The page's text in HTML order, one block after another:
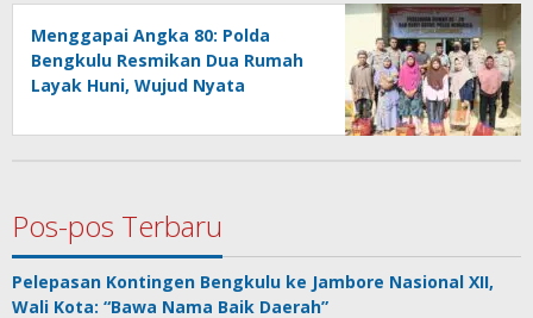
Menggapai Angka 80: Polda
Bengkulu Resmikan Dua Rumah
Layak Huni, Wujud Nyata
Pos-pos Terbaru
Pelepasan Kontingen Bengkulu ke Jambore Nasional XII,
Wali Kota: “Bawa Nama Baik Daerah”